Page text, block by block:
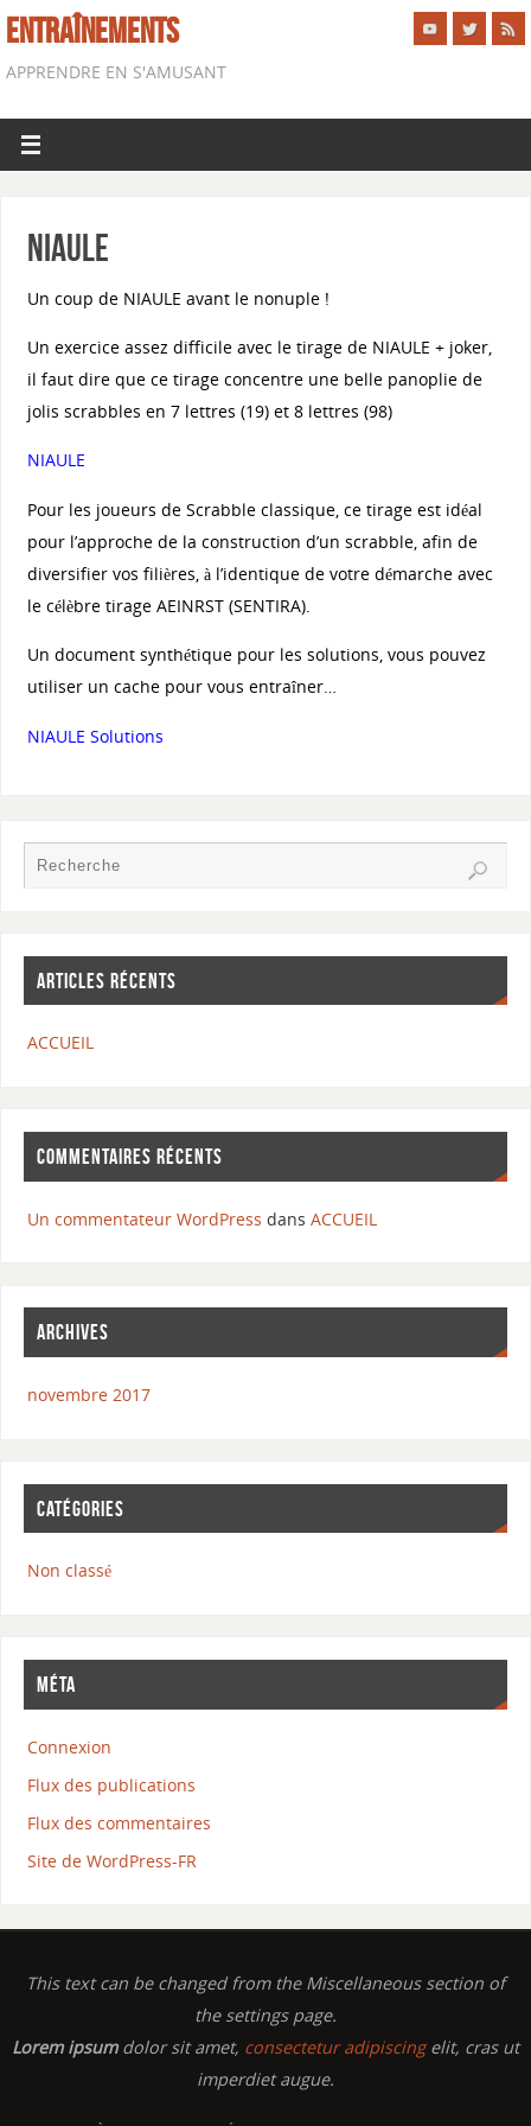
ENTRAÎNEMENTS
APPRENDRE EN S'AMUSANT
NIAULE
Un coup de NIAULE avant le nonuple !
Un exercice assez difficile avec le tirage de NIAULE + joker,
il faut dire que ce tirage concentre une belle panoplie de
jolis scrabbles en 7 lettres (19) et 8 lettres (98)
NIAULE
Pour les joueurs de Scrabble classique, ce tirage est idéal
pour l’approche de la construction d’un scrabble, afin de
diversifier vos filières, à l’identique de votre démarche avec
le célèbre tirage AEINRST (SENTIRA).
Un document synthétique pour les solutions, vous pouvez
utiliser un cache pour vous entraîner…
NIAULE Solutions
ARTICLES RÉCENTS
ACCUEIL
COMMENTAIRES RÉCENTS
Un commentateur WordPress dans ACCUEIL
ARCHIVES
novembre 2017
CATÉGORIES
Non classé
MÉTA
Connexion
Flux des publications
Flux des commentaires
Site de WordPress-FR
This text can be changed from the Miscellaneous section of
the settings page.
Lorem ipsumdolor sit amet, consectetur adipiscingelit, cras ut
imperdiet augue.